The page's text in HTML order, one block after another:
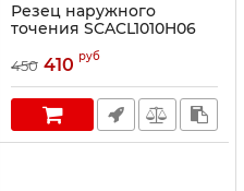
Резец наружного
точения SCACL1010H06
450 410 руб